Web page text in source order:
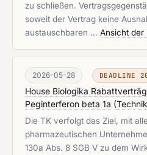
zu schließen.
soweit der Vertrag keine
austauschbaren … Ansicht der
2026-05-28 DEADLINE
House Biologika
Peginterferon beta 1a (
Die TK verfolgt das Ziel, mit
pharmazeutischen
130a Abs. 8 SGB V zu dem